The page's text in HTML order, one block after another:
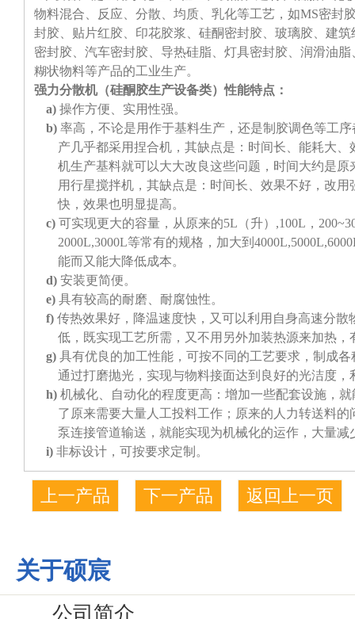
物料混合、反应、分散、均质、乳化等工艺，如MS密封
封胶、贴片红胶、印花胶浆、硅酮密封胶、玻璃胶、建
密封胶、汽车密封胶、导热硅脂、灯具密封胶、润滑油
糊状物料等产品的工业生产。
强力分散机（硅酮胶生产设备类）性能特点：
a)操作方便、实用性强。
b)率高，不论是用作于基料生产，还是制胶调色等工
产几乎都采用捏合机，其缺点是：时间长、能耗大
机生产基料就可以大大改良这些问题，时间大约是
用行星搅拌机，其缺点是：时间长、效果不好，改
快，效果也明显提高。
c)可实现更大的容量，从原来的5L（升）,100L，
2000L,3000L等常有的规格，加大到
能而又能大降低成本。
d)安装更简便。
e)具有较高的耐磨、耐腐蚀性。
f)传热效果好，降温速度快，又可以利用自身高速分
低，既实现工艺所需，又不用另外加装热源来加热，
g)具有优良的加工性能，可按不同的工艺要求，制成
通过打磨抛光，实现与物料接面达到良好的光洁度
h)机械化、自动化的程度更高：增加一些配套设施，
了原来需要大量人工投料工作；原来的人力转送料
泵连接管道输送，就能实现为机械化的运作，大量
i)非标设计，可按要求定制。
上一产品 下一产品 返回上一页
关于硕宸
公司简介